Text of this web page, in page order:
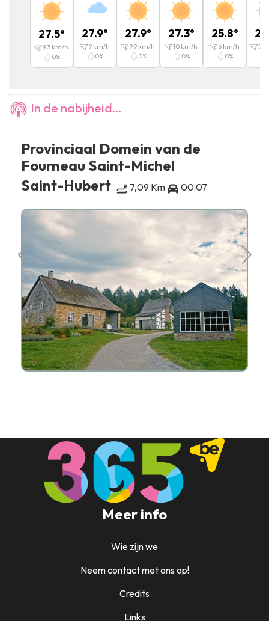
27.5°
9.3 km/h
0%
27.9°
9km/h
0%
27.9°
9.9 km/h
0%
27.3°
10 km/h
0%
25.8°
6km/h
0%
5.8
In de nabijheid...
Provinciaal Domein van de
Fourneau Saint-Michel
Saint-Hubert
7,09 Km 00:07
Meer info
Wie zijn we
Neem contact met ons op!
Credits
Links